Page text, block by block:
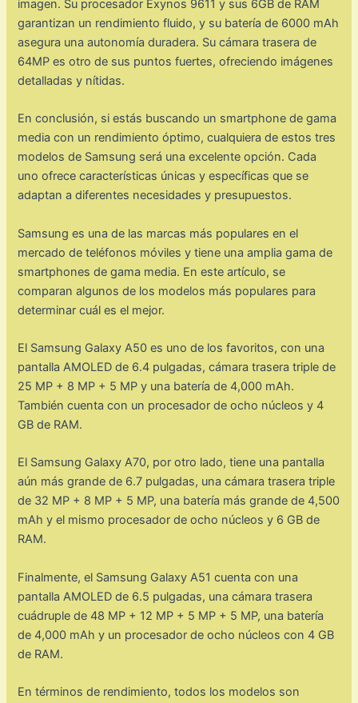
imagen. Su procesador Exynos 9611 y sus 6GB de RAM
garantizan un rendimiento fluido, y su batería de 6000 mAh
asegura una autonomía duradera. Su cámara trasera de
64MP es otro de sus puntos fuertes, ofreciendo imágenes
detalladas y nítidas.
En conclusión, si estás buscando un smartphone de gama
media con un rendimiento óptimo, cualquiera de estos tres
modelos de Samsung será una excelente opción. Cada
uno ofrece características únicas y específicas que se
adaptan a diferentes necesidades y presupuestos.
Samsung es una de las marcas más populares en el
mercado de teléfonos móviles y tiene una amplia gama de
smartphones de gama media. En este artículo, se
comparan algunos de los modelos más populares para
determinar cuál es el mejor.
El Samsung Galaxy A50 es uno de los favoritos, con una
pantalla AMOLED de 6.4 pulgadas, cámara trasera triple de
25 MP + 8 MP + 5 MP y una batería de 4,000 mAh.
También cuenta con un procesador de ocho núcleos y 4
GB de RAM.
El Samsung Galaxy A70, por otro lado, tiene una pantalla
aún más grande de 6.7 pulgadas, una cámara trasera triple
de 32 MP + 8 MP + 5 MP, una batería más grande de 4,500
mAh y el mismo procesador de ocho núcleos y 6 GB de
RAM.
Finalmente, el Samsung Galaxy A51 cuenta con una
pantalla AMOLED de 6.5 pulgadas, una cámara trasera
cuádruple de 48 MP + 12 MP + 5 MP + 5 MP, una batería
de 4,000 mAh y un procesador de ocho núcleos con 4 GB
de RAM.
En términos de rendimiento, todos los modelos son